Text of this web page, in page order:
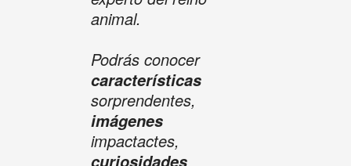
animal.
Podrás conocer
características
sorprendentes,
imágenes
impactactes,
curiosidades